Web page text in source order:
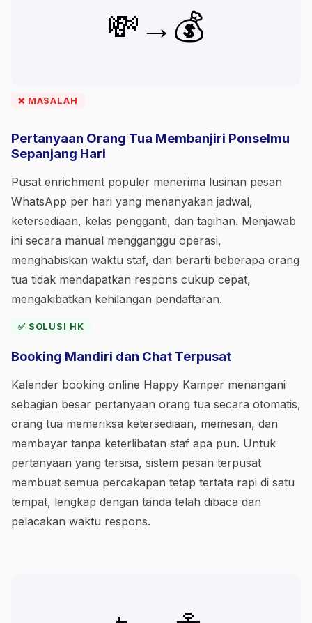
💸→💰
❌ MASALAH
Pertanyaan Orang Tua Membanjiri Ponselmu
Sepanjang Hari
Pusat enrichment populer menerima lusinan pesan
WhatsApp per hari yang menanyakan jadwal,
ketersediaan, kelas pengganti, dan tagihan. Menjawab
ini secara manual mengganggu operasi,
menghabiskan waktu staf, dan berarti beberapa orang
tua tidak mendapatkan respons cukup cepat,
mengakibatkan kehilangan pendaftaran.
✅ SOLUSI HK
Booking Mandiri dan Chat Terpusat
Kalender booking online Happy Kamper menangani
sebagian besar pertanyaan orang tua secara otomatis,
orang tua memeriksa ketersediaan, memesan, dan
membayar tanpa keterlibatan staf apa pun. Untuk
pertanyaan yang tersisa, sistem pesan terpusat
membuat semua percakapan tetap tertata rapi di satu
tempat, lengkap dengan tanda telah dibaca dan
pelacakan waktu respons.